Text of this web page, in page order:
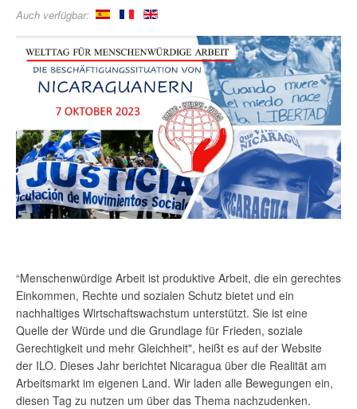
Auch verfügbar:
“Menschenwürdige Arbeit ist produktive Arbeit, die ein gerechtes
Einkommen, Rechte und sozialen Schutz bietet und ein
nachhaltiges Wirtschaftswachstum unterstützt. Sie ist eine
Quelle der Würde und die Grundlage für Frieden, soziale
Gerechtigkeit und mehr Gleichheit", heißt es auf der Website
der ILO. Dieses Jahr berichtet Nicaragua über die Realität am
Arbeitsmarkt im eigenen Land. Wir laden alle Bewegungen ein,
diesen Tag zu nutzen um über das Thema nachzudenken.